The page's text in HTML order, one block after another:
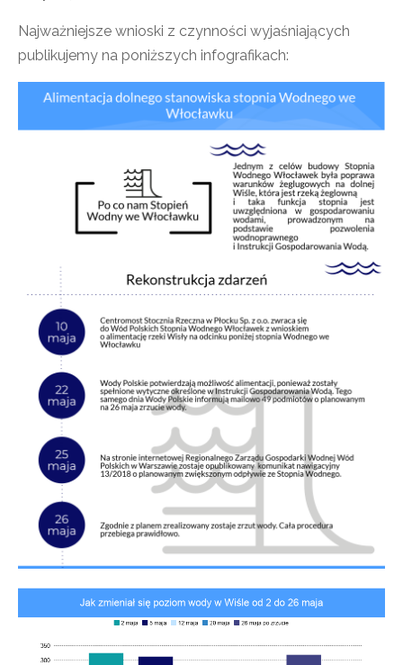
Najważniejsze wnioski z czynności wyjaśniających
publikujemy na poniższych infografikach: